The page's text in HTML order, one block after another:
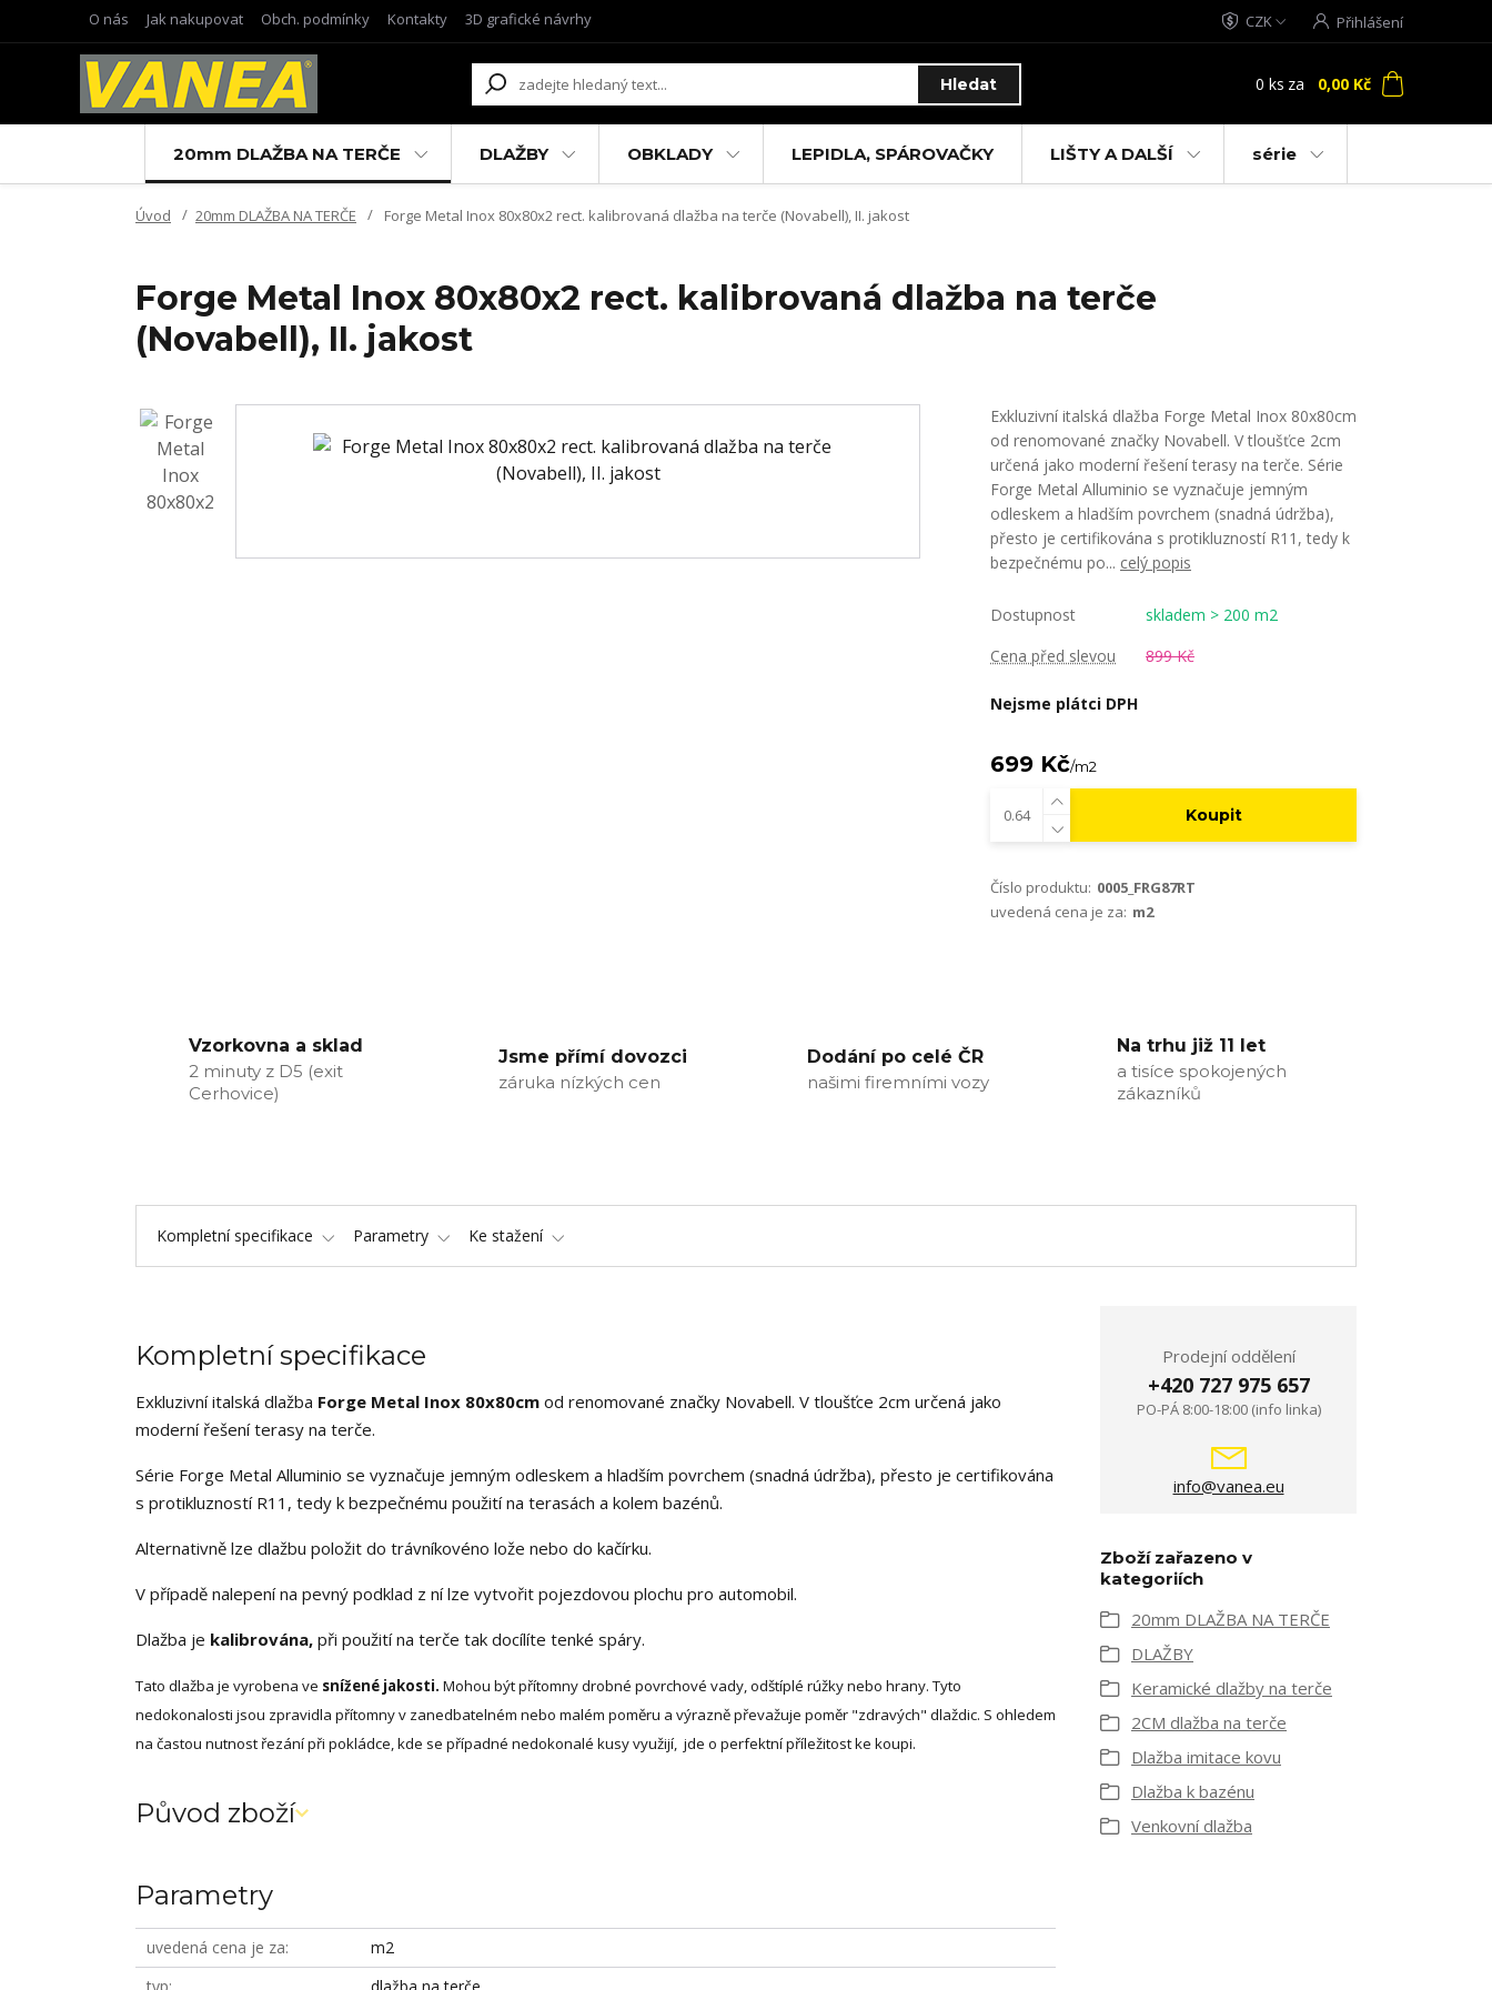
O nás Jak nakupovat Obch. podmínky Kontakty 3D grafické návrhy CZK Přihlášení
Hledat 0 ks za 0,00 Kč
20mm DLAŽBA NA TERČE DLAŽBY OBKLADY LEPIDLA, SPÁROVAČKY LIŠTY A DALŠÍ série
Úvod 20mm DLAŽBA NA TERČE Forge Metal Inox 80x80x2 rect. kalibrovaná dlažba na terče (Novabell), II. jakost
Forge Metal Inox 80x80x2 rect. kalibrovaná dlažba na terče
(Novabell), II. jakost
Exkluzivní italská dlažba Forge Metal Inox 80x80cm
od renomované značky Novabell. V tloušťce 2cm
určená jako moderní řešení terasy na terče. Série
Forge Metal Alluminio se vyznačuje jemným
odleskem a hladším povrchem (snadná údržba),
přesto je certifikována s protikluzností R11, tedy k
bezpečnému po... celý popis
Dostupnost
skladem > 200 m2
Cena před slevou
899 Kč
Nejsme plátci DPH
699 Kč/m2
Koupit
Číslo produktu: 0005_FRG87RT
uvedená cena je za: m2
Vzorkovna a sklad
2 minuty z D5 (exit
Cerhovice)
Jsme přímí dovozci
záruka nízkých cen
Dodání po celé ČR
našimi firemními vozy
Na trhu již 11 let
a tisíce spokojených
zákazníků
Kompletní specifikace Parametry Ke stažení
Kompletní specifikace
Exkluzivní italská dlažba Forge Metal Inox 80x80cm od renomované značky Novabell. V tloušťce 2cm určená jako
moderní řešení terasy na terče.
Série Forge Metal Alluminio se vyznačuje jemným odleskem a hladším povrchem (snadná údržba), přesto je certifikována
s protikluzností R11, tedy k bezpečnému použití na terasách a kolem bazénů.
Alternativně lze dlažbu položit do trávníkovéno lože nebo do kačírku.
V případě nalepení na pevný podklad z ní lze vytvořit pojezdovou plochu pro automobil.
Dlažba je kalibrována, při použití na terče tak docílíte tenké spáry.
Tato dlažba je vyrobena ve snížené jakosti. Mohou být přítomny drobné povrchové vady, odštíplé rúžky nebo hrany. Tyto
nedokonalosti jsou zpravidla přítomny v zanedbatelném nebo malém poměru a výrazně převažuje poměr "zdravých" dlaždic. S ohledem
na častou nutnost řezání při pokládce, kde se případné nedokonalé kusy využijí, jde o perfektní příležitost ke koupi.
Původ zboží
Parametry
uvedená cena je za
m2
Prodejní oddělení
+420 727 975 657
PO-PÁ 8:00-18:00 (info linka)
info@vanea.eu
Zboží zařazeno v
kategoriích
20mm DLAŽBA NA TERČE
DLAŽBY
Keramické dlažby na terče
2CM dlažba na terče
Dlažba imitace kovu
Dlažba k bazénu
Venkovní dlažba